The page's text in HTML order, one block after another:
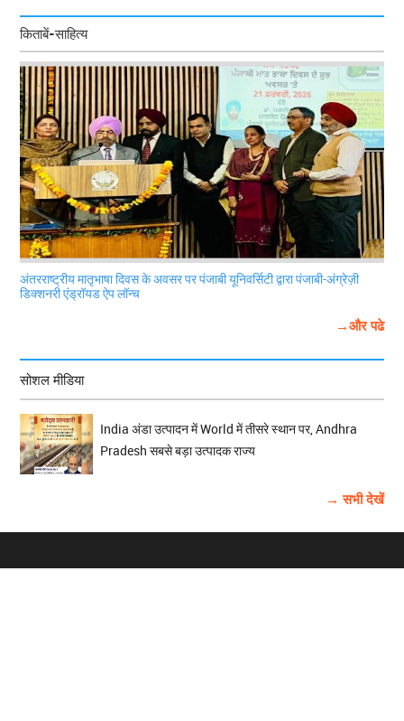
किताबें-साहित्य
अंतरराष्ट्रीय मातृभाषा दिवस के अवसर पर पंजाबी यूनिवर्सिटी द्वारा पंजाबी-अंग्रेज़ी
डिक्शनरी एंड्रॉयड ऐप लॉन्च
→और पढे
सोशल मीडिया
India अंडा उत्पादन में World में तीसरे स्थान पर, Andhra
Pradesh सबसे बड़ा उत्पादक राज्य
→ सभी देखें